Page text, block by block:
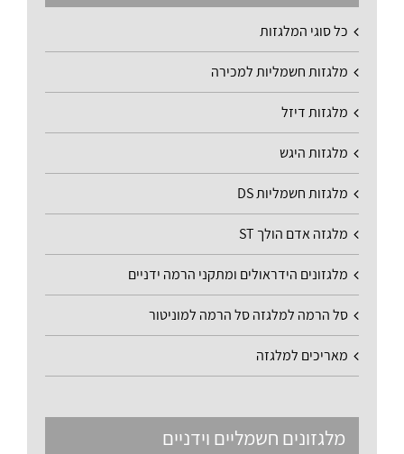
כל סוגי המלגזות
מלגזות חשמליות למכירה
מלגזות דיזל
מלגזות היגש
מלגזות חשמליות DS
מלגזה אדם הולך ST
מלגזונים הידראולים ומתקני הרמה ידניים
סל הרמה למלגזה סל הרמה למוניטור
מאריכים למלגזה
מלגזונים חשמליים וידניים